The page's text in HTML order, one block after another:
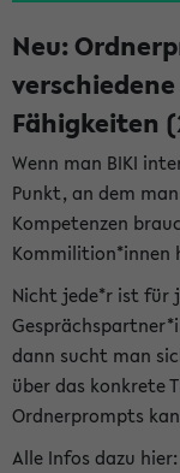
Neu:
Fähigkeiten
Wenn man BIKI
Punkt, an dem
Kompetenzen
Kommilition*innen
Nicht jede*r ist für
dann sucht man
über das konkrete
Ordnerprompts
Alle Infos dazu hier: